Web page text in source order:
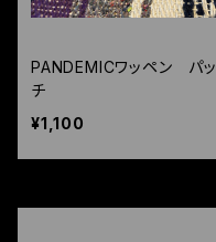
PANDEMICワッペン パッ
チ
¥1,100